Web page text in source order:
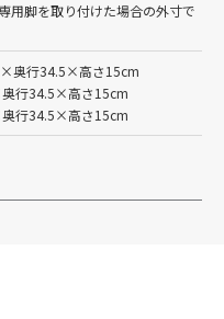
用脚を取り付けた場合の外寸で
奥行34.5×高さ15cm
行34.5×高さ15cm
行34.5×高さ15cm